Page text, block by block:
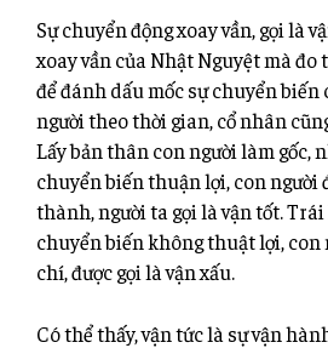
Sự chuyển động xoay vần, gọi là
xoay vần của Nhật Nguyệt mà đo
để đánh dấu mốc sự chuyển biến
người theo thời gian, cổ nhân
Lấy bản thân con người làm gốc,
chuyển biến thuận lợi, con người
thành, người ta gọi là vận tốt.
chuyển biến không thuật lợi, con
chí, được gọi là vận xấu.
Có thể thấy, vận tức là sự vận